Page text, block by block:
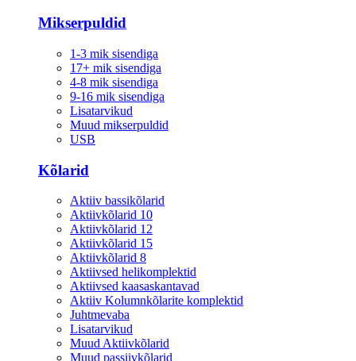
Mikserpuldid
1-3 mik sisendiga
17+ mik sisendiga
4-8 mik sisendiga
9-16 mik sisendiga
Lisatarvikud
Muud mikserpuldid
USB
Kõlarid
Aktiiv bassikõlarid
Aktiivkõlarid 10
Aktiivkõlarid 12
Aktiivkõlarid 15
Aktiivkõlarid 8
Aktiivsed helikomplektid
Aktiivsed kaasaskantavad
Aktiiv Kolumnkõlarite komplektid
Juhtmevaba
Lisatarvikud
Muud Aktiivkõlarid
Muud passiivkõlarid